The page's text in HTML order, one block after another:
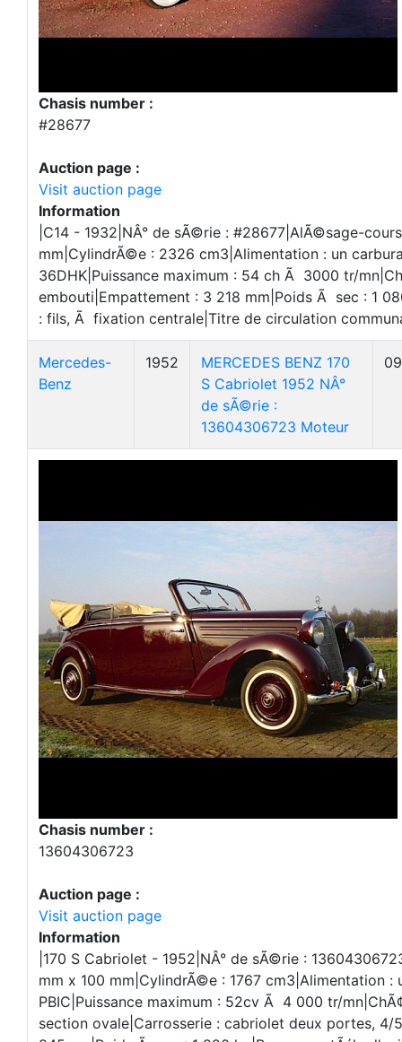
Chasis number :
#28677
Auction page :
Visit auction page
Information
|C14 - 1932|NÂ° de sÃ©rie : #28677|AlÃ©sage-
mm|CylindrÃ©e : 2326 cm3|Alimentation : un
36DHK|Puissance maximum : 54 ch Ã 3000 tr/
embouti|Empattement : 3 218 mm|Poids Ã sec : 1
: fils, Ã fixation centrale|Titre de circulation
Mercedes-
Benz
1952
MERCEDES BENZ 170
S Cabriolet 1952 NÂ°
de sÃ©rie :
13604306723 Moteur
Chasis number :
13604306723
Auction page :
Visit auction page
Information
|170 S Cabriolet - 1952|NÂ° de sÃ©rie :
mm x 100 mm|CylindrÃ©e : 1767 cm3|Alimentation :
PBIC|Puissance maximum : 52cv Ã 4 000 tr/
section ovale|Carrosserie : cabriolet deux portes, 4/